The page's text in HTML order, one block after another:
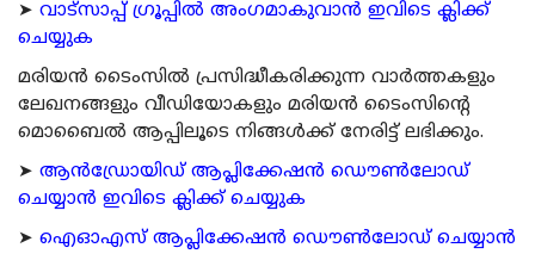
➤ വാട്സാപ്പ് ഗ്രൂപ്പിൽ അംഗമാകുവാൻ ഇവിടെ ക്ലിക്ക്
ചെയ്യുക
മരിയന്‍ ടൈംസില്‍ പ്രസിദ്ധീകരിക്കുന്ന വാര്‍ത്തകളും
ലേഖനങ്ങളും വീഡിയോകളും മരിയന്‍ ടൈംസിന്റെ
മൊബൈല്‍ ആപ്പിലൂടെ നിങ്ങള്‍ക്ക് നേരിട്ട് ലഭിക്കും.
➤ ആന്‍ഡ്രോയിഡ് ആപ്ലിക്കേഷന്‍ ഡൌണ്‍ലോഡ്
ചെയ്യാന്‍ ഇവിടെ ക്ലിക്ക് ചെയ്യുക
➤ ഐഓഎസ് ആപ്ലിക്കേഷന്‍ ഡൌണ്‍ലോഡ് ചെയ്യാന്‍